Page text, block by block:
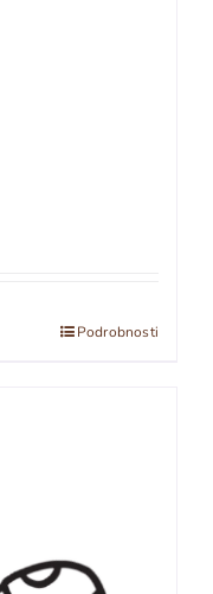
Podrobnosti